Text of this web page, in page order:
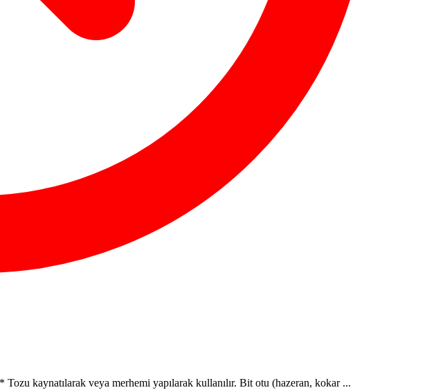
kaynatılarak veya merhemi yapılarak kullanılır. Bit otu (hazeran, kokar ...